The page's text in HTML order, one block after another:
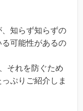
知らず知らずの
可能性があるの
それを防ぐため
ぷりご紹介しま